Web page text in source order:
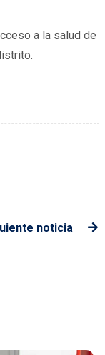
a la salud de
noticia